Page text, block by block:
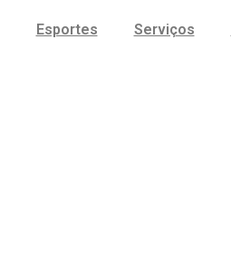
Esportes Serviços